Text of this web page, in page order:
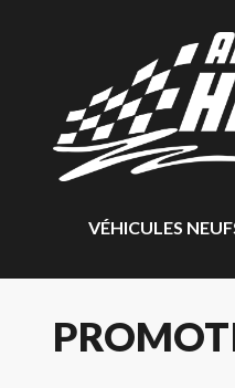
VÉHICULES